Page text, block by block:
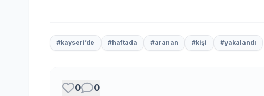
#kayseri’de #haftada #aranan #kişi #yakalandı
0 0